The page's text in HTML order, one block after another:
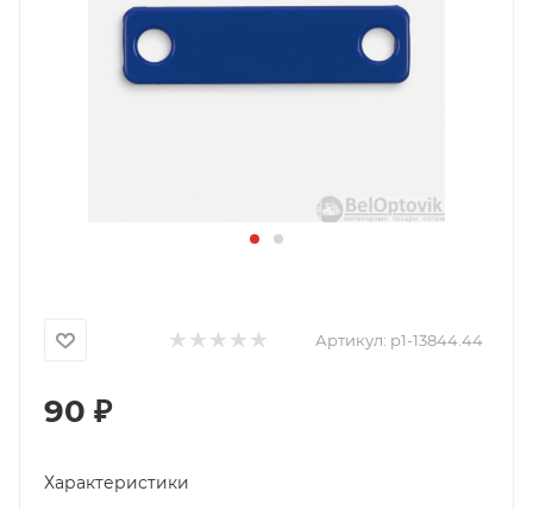
Артикул: p1-13844.44
90 ₽
Характеристики